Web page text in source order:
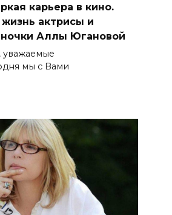
карьера в кино.
актрисы и
Аллы Югановой
уважаемые
мы с Вами